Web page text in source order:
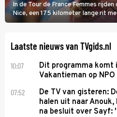
In de Tour de France Femmes
Nice, een 175 kilometer lange rit
midden. Dat is mogelijk niet de
Laatste nieuws van TVgids.nl
10:07
Dit programma komt
Vakantieman op NPO
07:52
De TV van gisteren:
halen uit naar
na besluit over Sayf: